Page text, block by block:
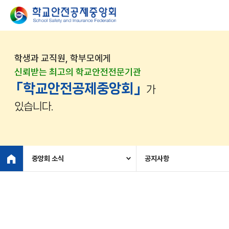
학생과 교직원, 학부모에게
신뢰받는 최고의 학교안전전문기관
「학교안전공제중앙회」
가
있습니다.
중앙회 소식 공지사항